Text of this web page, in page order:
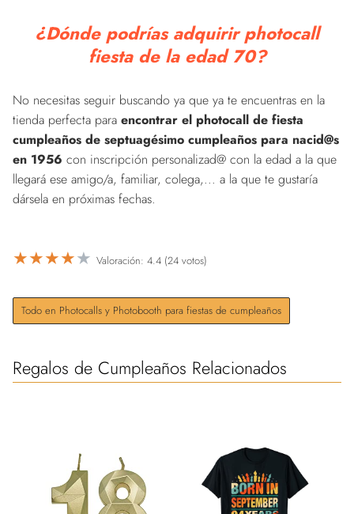
¿Dónde podrías adquirir photocall
fiesta de la edad 70?
No necesitas seguir buscando ya que ya te encuentras en la
tienda perfecta para encontrar el photocall de fiesta
cumpleaños de septuagésimo cumpleaños para nacid@s
en 1956 con inscripción personalizad@ con la edad a la que
llegará ese amigo/a, familiar, colega,... a la que te gustaría
dársela en próximas fechas.
★★★★★ Valoración: 4.4 (24 votos)
Todo en Photocalls y Photobooth para fiestas de cumpleaños
Regalos de Cumpleaños Relacionados